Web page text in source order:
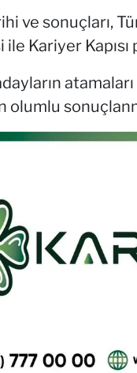
ve sonuçları,
Kariyer
olumlu